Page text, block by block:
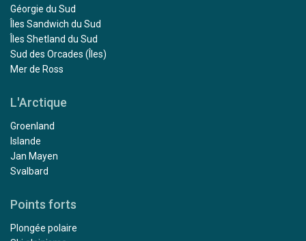
Géorgie du Sud
Îles Sandwich du Sud
Îles Shetland du Sud
Sud des Orcades (Îles)
Mer de Ross
L'Arctique
Groenland
Islande
Jan Mayen
Svalbard
Points forts
Plongée polaire